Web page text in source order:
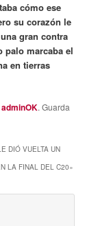
cómo ese
su corazón le
gran contra
palo marcaba el
en tierras
adminOK. Guarda
DIÓ VUELTA UN
LA FINAL DEL C20»